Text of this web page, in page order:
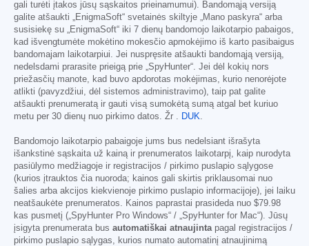
gali turėti įtakos jūsų sąskaitos prieinamumui). Bandomąją versiją
galite atšaukti „EnigmaSoft“ svetainės skiltyje „Mano paskyra“ arba
susisiekę su „EnigmaSoft“ iki 7 dienų bandomojo laikotarpio pabaigos,
kad išvengtumėte mokėtino mokesčio apmokėjimo iš karto pasibaigus
bandomajam laikotarpiui. Jei nuspręsite atšaukti bandomąją versiją,
nedelsdami prarasite prieigą prie „SpyHunter“. Jei dėl kokių nors
priežasčių manote, kad buvo apdorotas mokėjimas, kurio nenorėjote
atlikti (pavyzdžiui, dėl sistemos administravimo), taip pat galite
atšaukti prenumeratą ir gauti visą sumokėtą sumą atgal bet kuriuo
metu per 30 dienų nuo pirkimo datos. Žr .
DUK
Bandomojo laikotarpio pabaigoje jums bus nedelsiant išrašyta
išankstinė sąskaita už kainą ir prenumeratos laikotarpį, kaip nurodyta
pasiūlymo medžiagoje ir registracijos / pirkimo puslapio sąlygose
(kurios įtrauktos čia nuoroda; kainos gali skirtis priklausomai nuo
šalies arba akcijos kiekvienoje pirkimo puslapio informacijoje), jei laiku
neatšaukėte prenumeratos. Kainos paprastai prasideda nuo $79.98
kas pusmetį („SpyHunter Pro Windows“ / „SpyHunter for Mac“). Jūsų
įsigyta prenumerata bus automatiškai atnaujinta pagal registracijos /
pirkimo puslapio sąlygas, kurios numato automatinį atnaujinimą